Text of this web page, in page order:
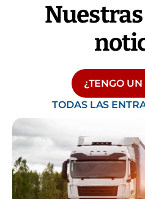
¿TENGO UN
TODAS LAS